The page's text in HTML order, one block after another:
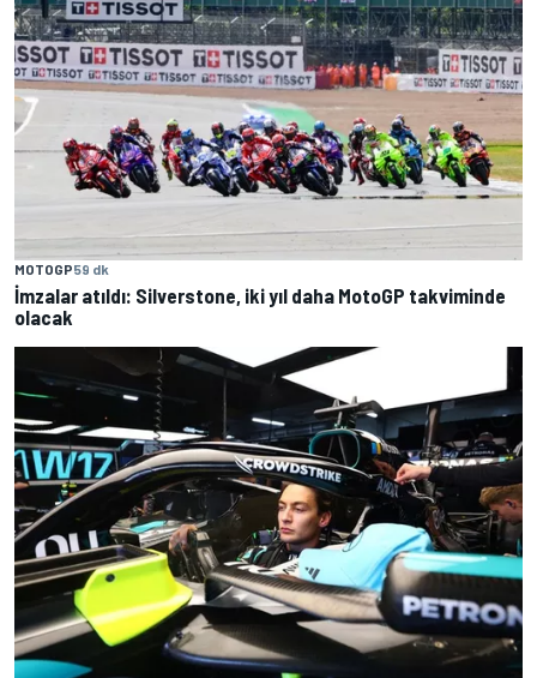
MOTOGP59 dk
İmzalar atıldı: Silverstone, iki yıl daha MotoGP takviminde
olacak